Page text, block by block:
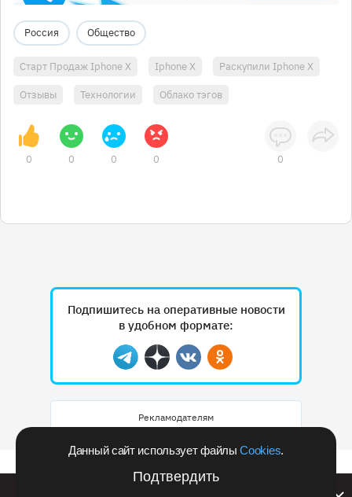
Данный сайт использует файлыCookies.
Подтвердить
Россия Общество
Старт Продаж Iphone X Iphone X Раскупили Iphone X
Отзывы Технологии Облако тэгов
0 0 0 0 0
Подпишитесь на оперативные новости
в удобном формате:
Telegram
ДзенВконтактеОдноклассники
Рекламодателям
Билайн запустил в Кемеровской области акцию с